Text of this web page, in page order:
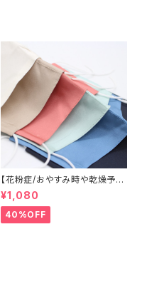
【花粉症/おやすみ時や乾燥予防
に】米沢織シルクマスク
¥1,080
40%OFF